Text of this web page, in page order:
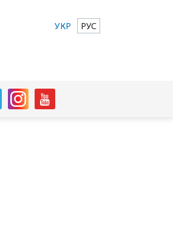
УКР РУС